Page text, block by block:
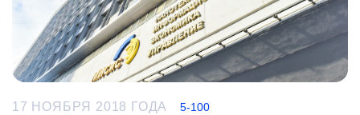
17 НОЯБРЯ 2018 ГОДА 5-100